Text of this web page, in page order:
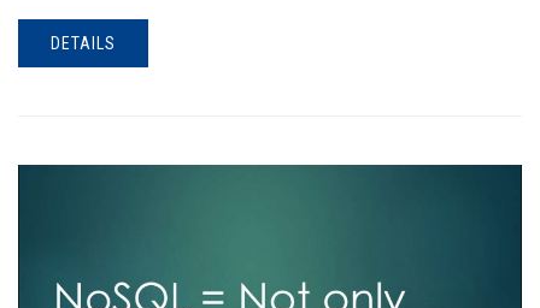
DETAILS